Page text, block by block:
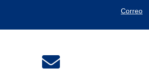
Correo